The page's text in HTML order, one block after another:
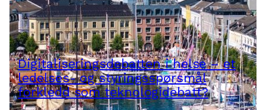
Digitaliseringsdebatten i helse – et
ledelses- og styringsspørsmål
forkledd som teknologidebatt?